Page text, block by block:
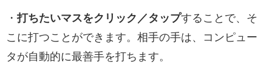
・打ちたいマスをクリック／タップすることで、そ
こに打つことができます。相手の手は、コンピュー
タが自動的に最善手を打ちます。